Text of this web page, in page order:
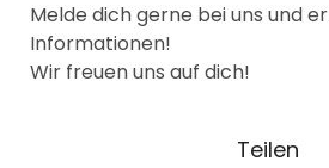
Melde dich gerne bei uns und
Informationen!
Wir freuen uns auf dich!
Teilen